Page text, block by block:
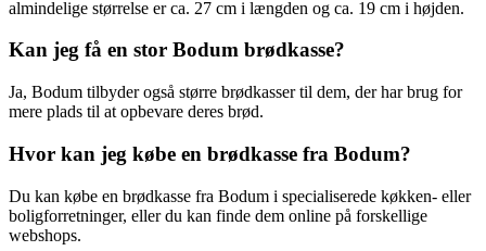
almindelige størrelse er ca. 27 cm i længden og ca. 19 cm i højden.
Kan jeg få en stor Bodum brødkasse?
Ja, Bodum tilbyder også større brødkasser til dem, der har brug for
mere plads til at opbevare deres brød.
Hvor kan jeg købe en brødkasse fra Bodum?
Du kan købe en brødkasse fra Bodum i specialiserede køkken- eller
boligforretninger, eller du kan finde dem online på forskellige
webshops.